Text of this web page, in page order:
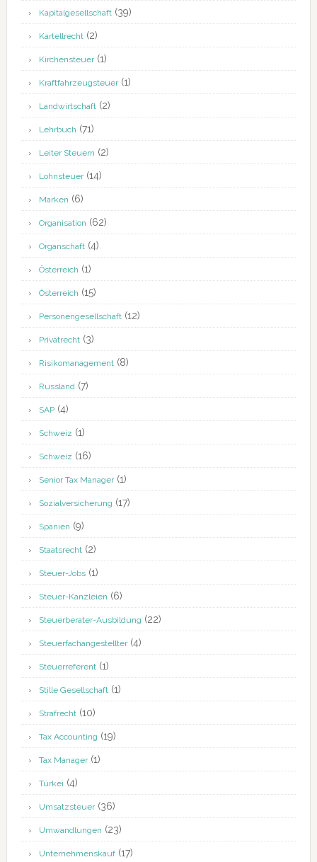
Kapitalgesellschaft(39)
Kartellrecht(2)
Kirchensteuer(1)
Kraftfahrzeugsteuer(1)
Landwirtschaft(2)
Lehrbuch (71)
Leiter Steuern (2)
Lohnsteuer(14)
Marken (6)
Organisation (62)
Organschaft(4)
Österreich (1)
Österreich (15)
Personengesellschaft(12)
Privatrecht(3)
Risikomanagement(8)
Russland(7)
SAP(4)
Schweiz (1)
Schweiz (16)
Senior Tax Manager(1)
Sozialversicherung (17)
Spanien (9)
Staatsrecht(2)
Steuer-Jobs(1)
Steuer-Kanzleien (6)
Steuerberater-Ausbildung (22)
Steuerfachangestellter(4)
Steuerreferent(1)
Stille Gesellschaft(1)
Strafrecht(10)
Tax Accounting (19)
Tax Manager(1)
Türkei (4)
Umsatzsteuer(36)
Umwandlungen (23)
Unternehmenskauf(17)